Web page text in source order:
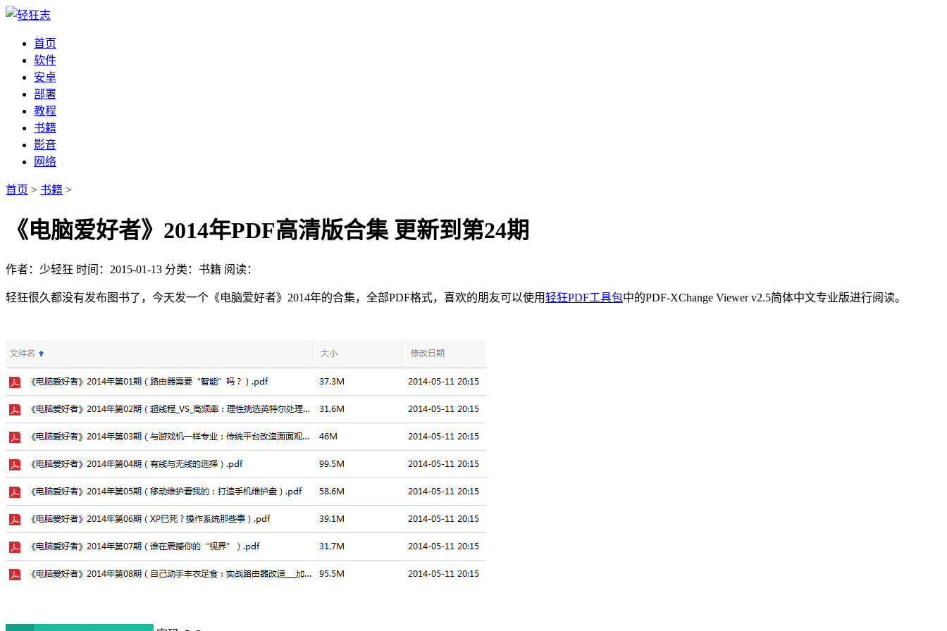
首页
软件
安卓
部署
教程
书籍
影音
网络
首页 > 书籍 >
《电脑爱好者》2014年PDF高清版合集 更新到第24期
作者：少轻狂 时间：2015-01-13 分类：书籍 阅读：
轻狂很久都没有发布图书了，今天发一个《电脑爱好者》2014年的合集，全部PDF格式，喜欢的朋友可以使用轻狂PDF工具包中的PDF-XChange Viewer v2.5简体中文专业版进行阅读。